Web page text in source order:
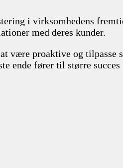
i virksomhedens
med deres kunder.
være proaktive og tilpasse
ende fører til større